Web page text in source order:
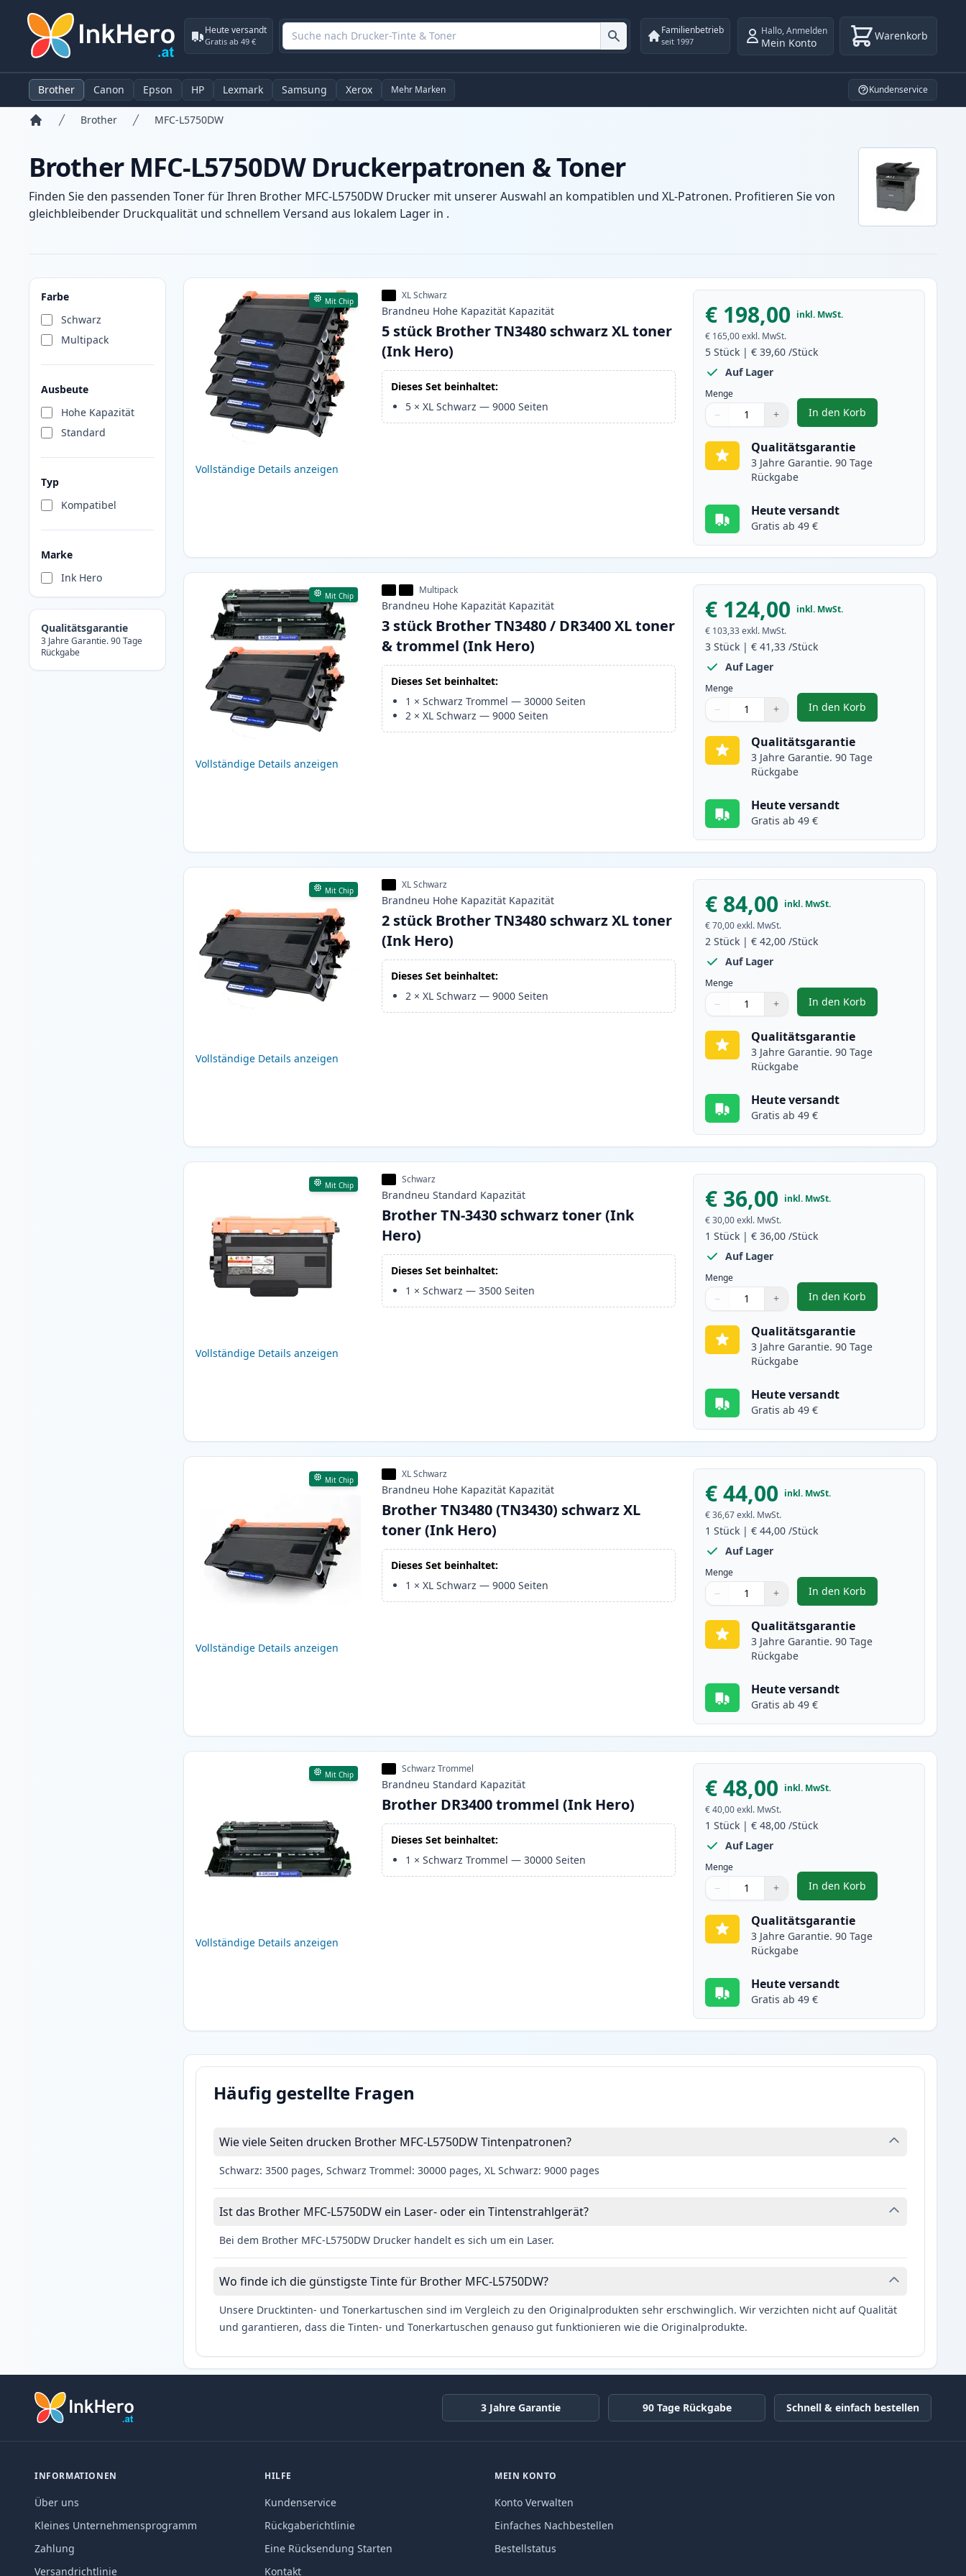
Heute versandt
Gratis ab 49 €
Familienbetrieb
seit 1997
Hallo,Anmelden
Mein Konto Warenkorb
Brother Canon Epson HP Lexmark Samsung Xerox Mehr Marken Kundenservice
Brother MFC-L5750DW
Brother MFC-L5750DW Druckerpatronen & Toner
Finden Sie den passenden Toner für Ihren Brother MFC-L5750DW Drucker mit unserer Auswahl an kompatiblen und XL-Patronen. Profitieren Sie von
gleichbleibender Druckqualität und schnellem Versand aus lokalem Lager in .
Farbe
Schwarz
Multipack
Ausbeute
Hohe Kapazität
Standard
Typ
Kompatibel
Marke
Ink Hero
Qualitätsgarantie
3 Jahre Garantie. 90 Tage
Rückgabe
Produkte
Mit Chip
Vollständige Details anzeigen
XL Schwarz
Brandneu Hohe Kapazität Kapazität
5 stück Brother TN3480 schwarz XL toner
(Ink Hero)
Dieses Set beinhaltet:
5 ×XL Schwarz —9000 Seiten
€ 198,00 inkl. MwSt.
€ 165,00 exkl. MwSt.
5 Stück |€ 39,60 /Stück
Auf Lager
Menge
Menge
Verwenden Sie die Tasten, um anzupassen
− +
Menge 1
In den Korb
, 5 stück Brother TN3480
Qualitätsgarantie
3 Jahre Garantie. 90 Tage
Rückgabe
Heute versandt
Gratis ab 49 €
Mit Chip
Vollständige Details anzeigen
Multipack
Brandneu Hohe Kapazität Kapazität
3 stück Brother TN3480 / DR3400 XL toner
& trommel (Ink Hero)
Dieses Set beinhaltet:
1 ×Schwarz Trommel —30000 Seiten
2 ×XL Schwarz —9000 Seiten
€ 124,00 inkl. MwSt.
€ 103,33 exkl. MwSt.
3 Stück |€ 41,33 /Stück
Auf Lager
Menge
Menge
Verwenden Sie die Tasten, um anzupassen
− +
Menge 1
In den Korb
, 3 stück Brother TN3480
Qualitätsgarantie
3 Jahre Garantie. 90 Tage
Rückgabe
Heute versandt
Gratis ab 49 €
Mit Chip
Vollständige Details anzeigen
XL Schwarz
Brandneu Hohe Kapazität Kapazität
2 stück Brother TN3480 schwarz XL toner
(Ink Hero)
Dieses Set beinhaltet:
2 ×XL Schwarz —9000 Seiten
€ 84,00 inkl. MwSt.
€ 70,00 exkl. MwSt.
2 Stück |€ 42,00 /Stück
Auf Lager
Menge
Menge
Verwenden Sie die Tasten, um anzupassen
− +
Menge 1
In den Korb
, 2 stück Brother TN3480
Qualitätsgarantie
3 Jahre Garantie. 90 Tage
Rückgabe
Heute versandt
Gratis ab 49 €
Mit Chip
Vollständige Details anzeigen
Schwarz
Brandneu Standard Kapazität
Brother TN-3430 schwarz toner (Ink
Hero)
Dieses Set beinhaltet:
1 ×Schwarz —3500 Seiten
€ 36,00 inkl. MwSt.
€ 30,00 exkl. MwSt.
1 Stück |€ 36,00 /Stück
Auf Lager
Menge
Menge
Verwenden Sie die Tasten, um anzupassen
− +
Menge 1
In den Korb
, Brother TN-3430
Qualitätsgarantie
3 Jahre Garantie. 90 Tage
Rückgabe
Heute versandt
Gratis ab 49 €
Mit Chip
Vollständige Details anzeigen
XL Schwarz
Brandneu Hohe Kapazität Kapazität
Brother TN3480 (TN3430) schwarz XL
toner (Ink Hero)
Dieses Set beinhaltet:
1 ×XL Schwarz —9000 Seiten
€ 44,00 inkl. MwSt.
€ 36,67 exkl. MwSt.
1 Stück |€ 44,00 /Stück
Auf Lager
Menge
Menge
Verwenden Sie die Tasten, um anzupassen
− +
Menge 1
In den Korb
, Brother TN3480
Qualitätsgarantie
3 Jahre Garantie. 90 Tage
Rückgabe
Heute versandt
Gratis ab 49 €
Mit Chip
Vollständige Details anzeigen
Schwarz Trommel
Brandneu Standard Kapazität
Brother DR3400 trommel (Ink Hero)
Dieses Set beinhaltet:
1 ×Schwarz Trommel —30000 Seiten
€ 48,00 inkl. MwSt.
€ 40,00 exkl. MwSt.
1 Stück |€ 48,00 /Stück
Auf Lager
Menge
Menge
Verwenden Sie die Tasten, um anzupassen
− +
Menge 1
In den Korb
, Brother DR3400 trommel
Qualitätsgarantie
3 Jahre Garantie. 90 Tage
Rückgabe
Heute versandt
Gratis ab 49 €
Häufig gestellte Fragen
Wie viele Seiten drucken Brother MFC-L5750DW Tintenpatronen?
Schwarz: 3500 pages, Schwarz Trommel: 30000 pages, XL Schwarz: 9000 pages
Ist das Brother MFC-L5750DW ein Laser- oder ein Tintenstrahlgerät?
Bei dem Brother MFC-L5750DW Drucker handelt es sich um ein Laser.
Wo finde ich die günstigste Tinte für Brother MFC-L5750DW?
Unsere Drucktinten- und Tonerkartuschen sind im Vergleich zu den Originalprodukten sehr erschwinglich. Wir verzichten nicht auf Qualität
und garantieren, dass die Tinten- und Tonerkartuschen genauso gut funktionieren wie die Originalprodukte.
3 Jahre Garantie 90 Tage Rückgabe Schnell & einfach bestellen
INFORMATIONEN
Über uns
Kleines Unternehmensprogramm
Zahlung
Versandrichtlinie
HILFE
Kundenservice
Rückgaberichtlinie
Eine Rücksendung Starten
Kontakt
MEIN KONTO
Konto Verwalten
Einfaches Nachbestellen
Bestellstatus